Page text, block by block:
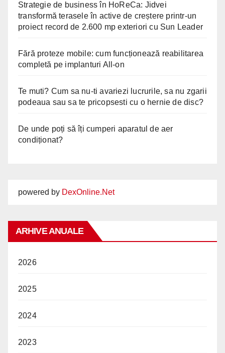
Strategie de business în HoReCa: Jidvei
transformă terasele în active de creștere printr-un
proiect record de 2.600 mp exteriori cu Sun Leader
Fără proteze mobile: cum funcționează reabilitarea
completă pe implanturi All-on
Te muti? Cum sa nu-ti avariezi lucrurile, sa nu zgarii
podeaua sau sa te pricopsesti cu o hernie de disc?
De unde poți să îți cumperi aparatul de aer
condiționat?
powered by DexOnline.Net
ARHIVE ANUALE
2026
2025
2024
2023